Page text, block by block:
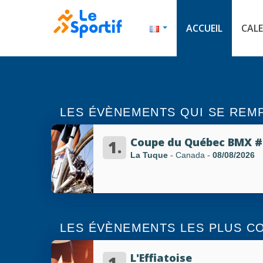
ACCUEIL
LES ÉVÈNEMENTS QUI SE
1. Coupe du Québec BMX
La Tuque - Canada - 08/08/2026
LES ÉVÈNEMENTS LES PLUS
L'Effiatoise